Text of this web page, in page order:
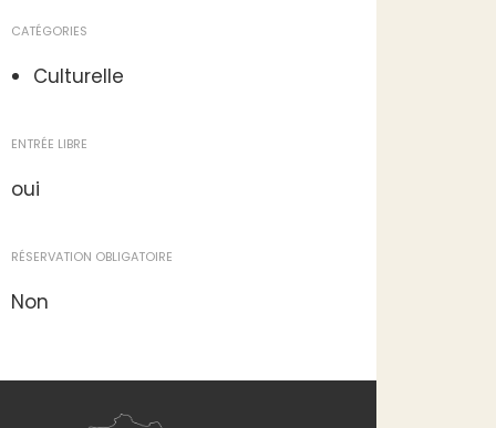
CATÉGORIES
Culturelle
ENTRÉE LIBRE
oui
RÉSERVATION OBLIGATOIRE
Non